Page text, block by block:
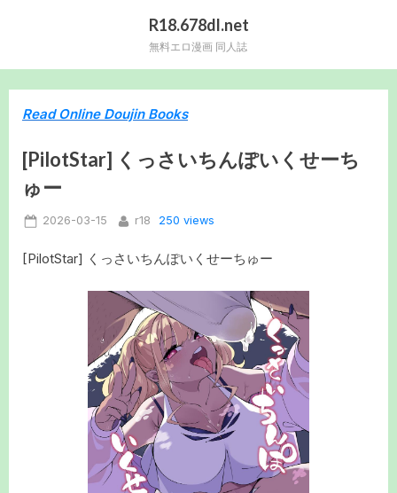
R18.678dl.net
無料エロ漫画 同人誌
Read Online Doujin Books
[PilotStar] くっさいちんぽいくせーち
ゅー
Posted
2026-03-15 By
r18 250 views
[PilotStar] くっさいちんぽいくせーちゅー